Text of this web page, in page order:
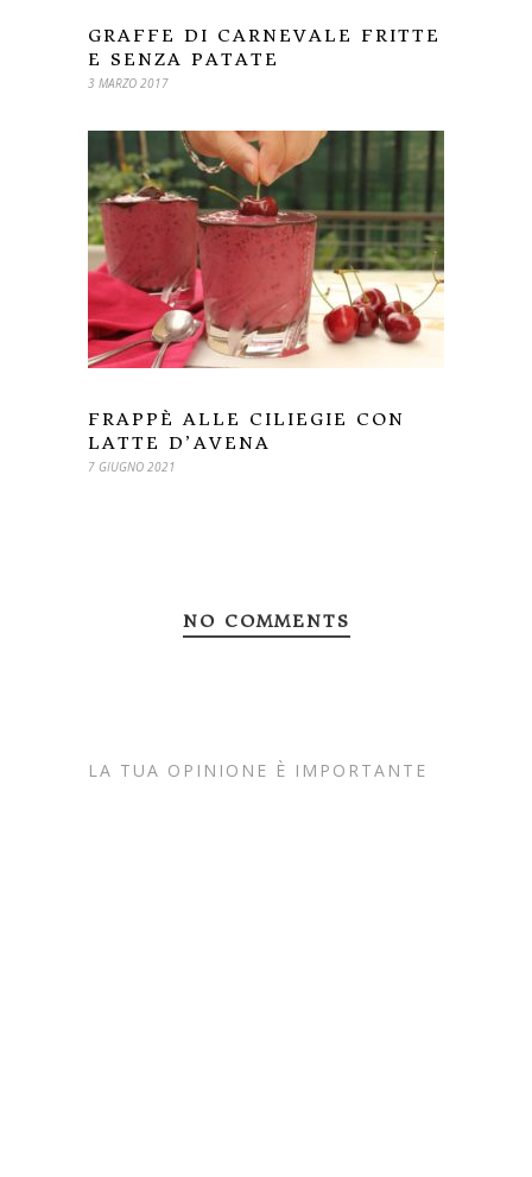
GRAFFE DI CARNEVALE FRITTE
E SENZA PATATE
3 MARZO 2017
FRAPPÈ ALLE CILIEGIE CON
LATTE D’AVENA
7 GIUGNO 2021
NO COMMENTS
LA TUA OPINIONE È IMPORTANTE